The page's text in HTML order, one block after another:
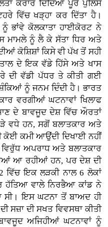
ਕਰਾਰ ਦਿੰਦਿਆਂ ਪੂਰੇ ਪੁਲਿਸ
ਵਿੱਚ ਖੜ੍ਹਾ ਕਰ ਦਿੱਤਾ ਹੈ।
ਭਾਂਵੇ ਕੋਲਕਾਤਾ ਹਾਈਕੋਰਟ ਨੇ
ਮਾਮਲੇ ਨੂੰ ਲੈ ਕੇ ਸੱਤਾ ਧਿਰ ਅਤੇ
ਕੋਸ਼ਿਸ਼ਾਂ ਕਿਸੇ ਵੀ ਪੱਖ ਤੋਂ ਸਹੀ
ਦੇ ਇਕ ਵੱਡੇ ਹਿੱਸੇ ਅਤੇ ਖਾਸ
ਦੀ ਵੱਡੀ ਪੱਧਰ ਤੇ ਕੀਤੀ ਗਈ
ਨੂੰ ਜਨਮ ਦਿੰਦੀ ਹੈ। ਭਾਰਤ
ਵਰਗੀਆਂ ਘਟਨਾਵਾਂ ਖਿਲਾਫ
ਦੇ ਬਾਵਜੂਦ ਦੇਸ਼ ਵਿੱਚ ਔਰਤਾਂ
ਵਧੇ ਹਨ, ਸਗੋਂ ਬਲਾਤਕਾਰ ਅਤੇ
ਕੋਈ ਕਮੀ ਆਉਂਦੀ ਦਿਖਾਈ ਨਹੀਂ
ਅਪਰਾਧ ਅਤੇ ਬਲਾਤਕਾਰ
ਆ ਰਹੀਆਂ ਹਨ, ਪਰ ਦੇਸ਼ ਦੀ
ਵਿੱਚ ਇਕ ਲੜਕੀ ਨਾਲ 6 ਲੋਕਾਂ
ਹੱਤਿਆ ਵਾਲੇ ਨਿਰਭੈਆ ਕਾਂਡ ਨੇ
ਸੀ। ਇਸ ਘਟਨਾ ਤੋਂ ਬਾਅਦ ਹੀ
ਦੀ ਸਖਤ ਵਿਵਸਥਾ ਕੀਤੀ
ਅਜਿਹੀਆਂ ਘਟਨਾਵਾਂ ਨੂੰ